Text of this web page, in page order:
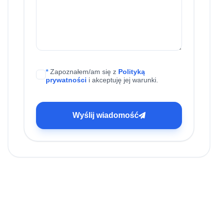
*Zapoznałem/am się z Polityką
prywatności i akceptuję jej warunki.
Wyślij wiadomość